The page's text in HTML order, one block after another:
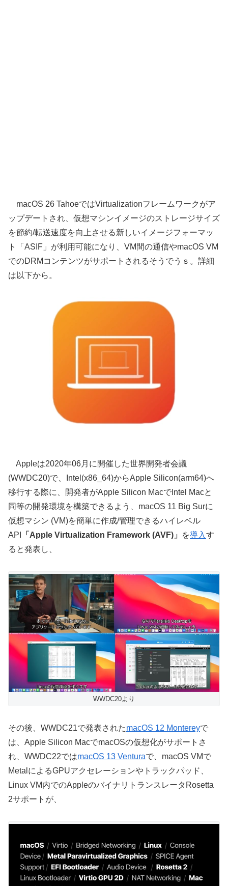
macOS 26 TahoeではVirtualizationフレームワークがア
ップデートされ、仮想マシンイメージのストレージサイズ
を節約/転送速度を向上させる新しいイメージフォーマッ
ト「ASIF」が利用可能になり、VM間の通信やmacOS VM
でのDRMコンテンツがサポートされるそうでうｓ。詳細
は以下から。
Appleは2020年06月に開催した世界開発者会議
(WWDC20)で、Intel(x86_64)からApple Silicon(arm64)へ
移行する際に、開発者がApple Silicon MacでIntel Macと
同等の開発環境を構築できるよう、macOS 11 Big Surに
仮想マシン (VM)を簡単に作成/管理できるハイレベル
API
「Apple Virtualization Framework (AVF)」 を導入す
ると発表し、
WWDC20より
その後、WWDC21で発表されたmacOS 12 Montereyで
は、Apple Silicon MacでmacOSの仮想化がサポートさ
れ、WWDC22ではmacOS 13 Venturaで、macOS VMで
MetalによるGPUアクセレーションやトラックパッド、
Linux VM内でのAppleのバイナリトランスレータRosetta
2サポートが、